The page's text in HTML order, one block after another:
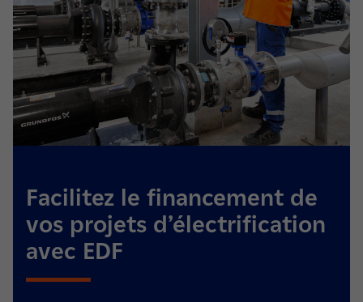
Facilitez le financement de
vos projets d’électrification
avec EDF